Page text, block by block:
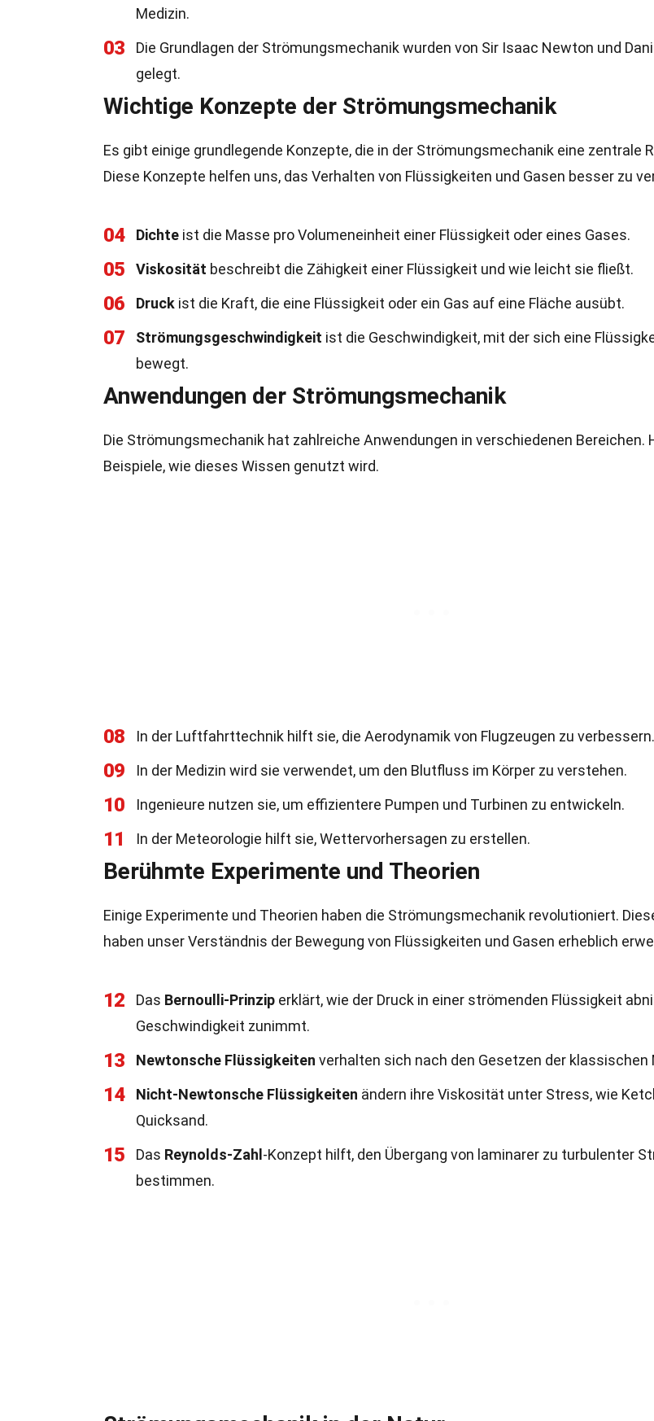
Medizin.
03
Die Grundlagen der Strömungsmechanik wurden von Sir Isaac Newton und
gelegt.
Wichtige Konzepte der Strömungsmechanik
Es gibt einige grundlegende Konzepte, die in der Strömungsmechanik eine zentrale
Diese Konzepte helfen uns, das Verhalten von Flüssigkeiten und Gasen besser zu
04 Dichte ist die Masse pro Volumeneinheit einer Flüssigkeit oder eines Gases.
05 Viskosität beschreibt die Zähigkeit einer Flüssigkeit und wie leicht sie fließt.
06 Druck ist die Kraft, die eine Flüssigkeit oder ein Gas auf eine Fläche ausübt.
07 Strömungsgeschwindigkeit ist die Geschwindigkeit, mit der sich eine
bewegt.
Anwendungen der Strömungsmechanik
Die Strömungsmechanik hat zahlreiche Anwendungen in verschiedenen Bereichen.
Beispiele, wie dieses Wissen genutzt wird.
08 In der Luftfahrttechnik hilft sie, die Aerodynamik von Flugzeugen zu verbessern.
09 In der Medizin wird sie verwendet, um den Blutfluss im Körper zu verstehen.
10 Ingenieure nutzen sie, um effizientere Pumpen und Turbinen zu entwickeln.
11 In der Meteorologie hilft sie, Wettervorhersagen zu erstellen.
Berühmte Experimente und Theorien
Einige Experimente und Theorien haben die Strömungsmechanik revolutioniert.
haben unser Verständnis der Bewegung von Flüssigkeiten und Gasen erheblich
12 Das Bernoulli-Prinzip erklärt, wie der Druck in einer strömenden Flüssigkeit
Geschwindigkeit zunimmt.
13 Newtonsche Flüssigkeiten verhalten sich nach den Gesetzen der klassischen
14 Nicht-Newtonsche Flüssigkeiten ändern ihre Viskosität unter Stress, wie
Quicksand.
15 Das Reynolds-Zahl -Konzept hilft, den Übergang von laminarer zu turbulenter
bestimmen.